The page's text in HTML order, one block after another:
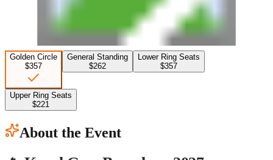
Golden Circle
$357
General Standing
$262
Lower Ring Seats
$357
Upper Ring Seats
$221
About the Event